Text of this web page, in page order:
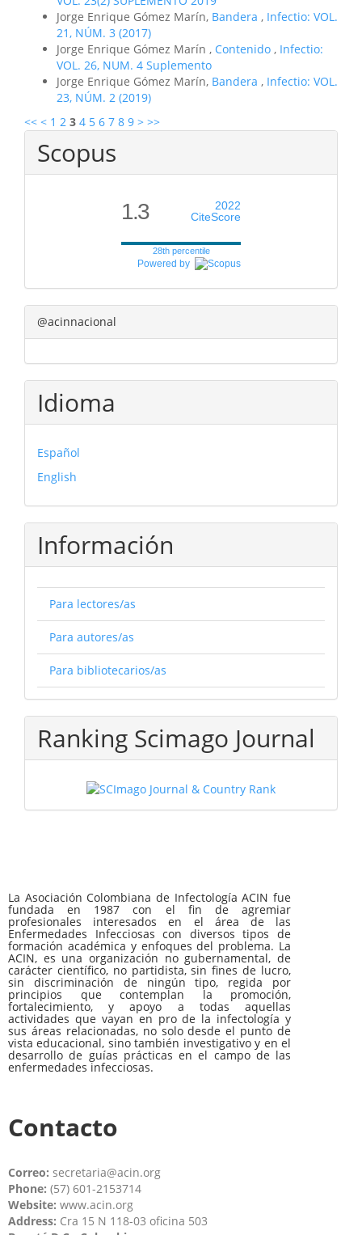
Jorge Enrique Gómez Marín, Bandera , Infectio: VOL.
21, NÚM. 3 (2017)
Jorge Enrique Gómez Marín , Contenido , Infectio:
VOL. 26, NUM. 4 Suplemento
Jorge Enrique Gómez Marín, Bandera , Infectio: VOL.
23, NÚM. 2 (2019)
<< < 1 2 3 4 5 6 7 8 9 > >>
Scopus
1.3
2022
CiteScore
28th percentile
Powered by
@acinnacional
Idioma
Español
English
Información
Para lectores/as
Para autores/as
Para bibliotecarios/as
Ranking Scimago Journal
La Asociación Colombiana de Infectología ACIN fue
fundada en 1987 con el fin de agremiar
profesionales interesados en el área de las
Enfermedades Infecciosas con diversos tipos de
formación académica y enfoques del problema. La
ACIN, es una organización no gubernamental, de
carácter científico, no partidista, sin fines de lucro,
sin discriminación de ningún tipo, regida por
principios que contemplan la promoción,
fortalecimiento, y apoyo a todas aquellas
actividades que vayan en pro de la infectología y
sus áreas relacionadas, no solo desde el punto de
vista educacional, sino también investigativo y en el
desarrollo de guías prácticas en el campo de las
enfermedades infecciosas.
Contacto
Correo: secretaria@acin.org
Phone: (57) 601-2153714
Website: www.acin.org
Address: Cra 15 N 118-03 oficina 503